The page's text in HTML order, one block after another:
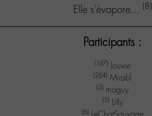
Elle s'évapore... (8)
Participants :
(1)(7) louvie
(2)(4) Mirabl
(3) maguy
(5) Lilly
(6)